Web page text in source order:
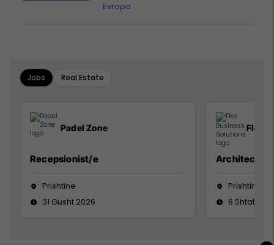
Evropa
Jobs Real Estate
Padel Zone
Recepsionist/e
Prishtine
31 Gusht 2026
Flex
Architect
Prishtinë
6 Shtator